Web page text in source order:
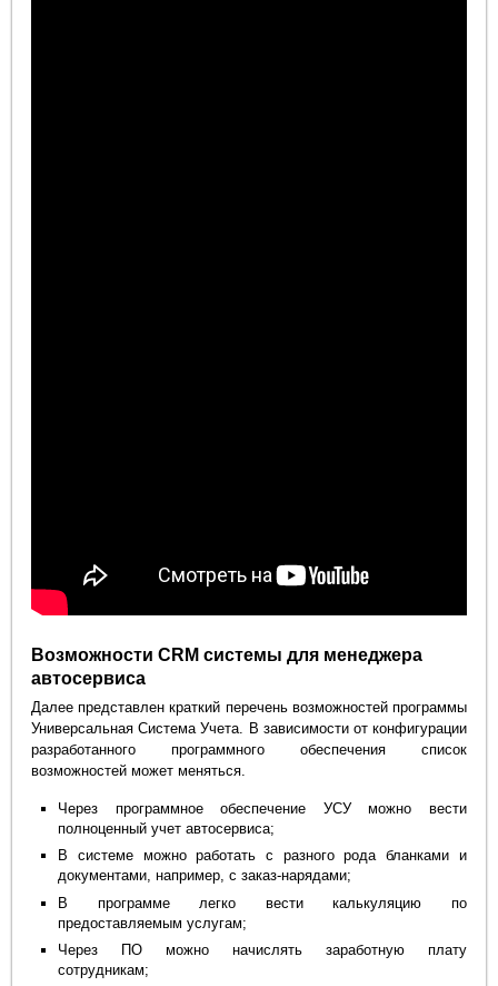
Возможности CRM системы для менеджера
автосервиса
Далее представлен краткий перечень возможностей программы
Универсальная Система Учета. В зависимости от конфигурации
разработанного программного обеспечения список
возможностей может меняться.
Через программное обеспечение УСУ можно вести
полноценный учет автосервиса;
В системе можно работать с разного рода бланками и
документами, например, с заказ-нарядами;
В программе легко вести калькуляцию по
предоставляемым услугам;
Через ПО можно начислять заработную плату
сотрудникам;